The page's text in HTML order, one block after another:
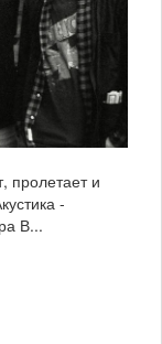
пролетает и
-
В...